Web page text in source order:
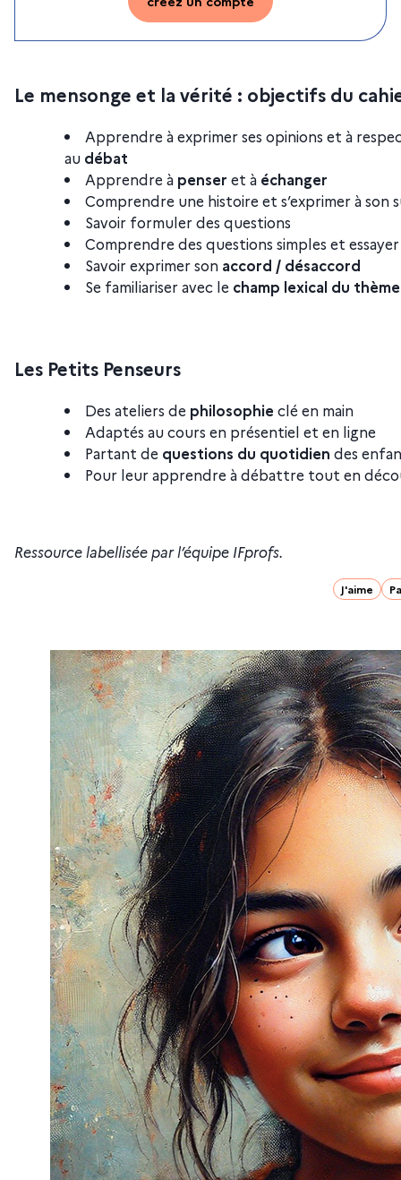
Le mensonge et la vérité : objectifs du
Apprendre à exprimer ses opinions et à
au débat
Apprendre à penser et à échanger
Comprendre une histoire et s’exprimer à son
Savoir formuler des questions
Comprendre des questions simples et
Savoir exprimer son accord / désaccord
Se familiariser avec le champ lexical du
Les Petits Penseurs
Des ateliers de philosophie clé en main
Adaptés au cours en présentiel et en ligne
Partant de questions du quotidien des
Pour leur apprendre à débattre tout en
Ressource labellisée par l’équipe IFprofs.
J'aime